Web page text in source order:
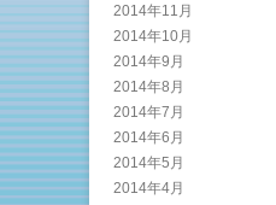
2014年11月
2014年10月
2014年9月
2014年8月
2014年7月
2014年6月
2014年5月
2014年4月